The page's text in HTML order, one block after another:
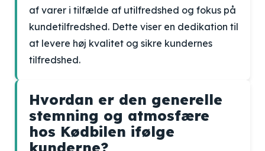
af varer i tilfælde af utilfredshed og fokus på
kundetilfredshed. Dette viser en dedikation til
at levere høj kvalitet og sikre kundernes
tilfredshed.
Hvordan er den generelle
stemning og atmosfære
hos Kødbilen ifølge
kunderne?